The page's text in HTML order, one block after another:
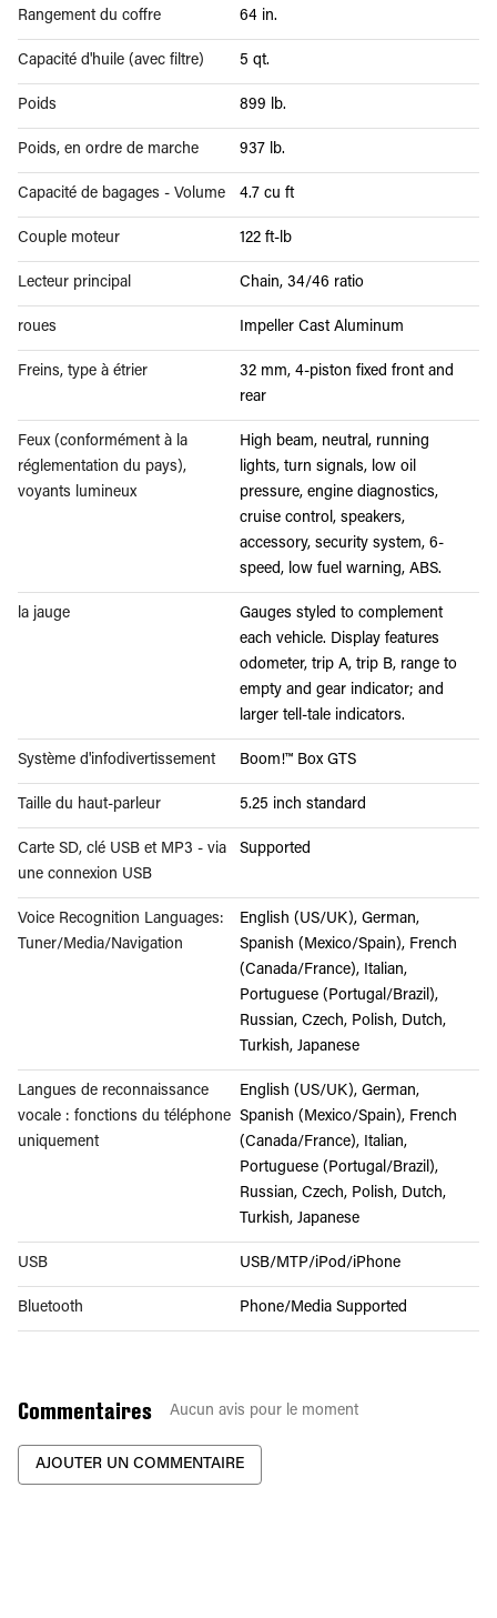
Rangement du coffre 64 in.
Capacité d'huile (avec filtre) 5 qt.
Poids 899 lb.
Poids, en ordre de marche 937 lb.
Capacité de bagages - Volume 4.7 cu ft
Couple moteur 122 ft-lb
Lecteur principal Chain, 34/46 ratio
roues Impeller Cast Aluminum
Freins, type à étrier
32 mm, 4-piston fixed front and
rear
Feux (conformément à la
réglementation du pays),
voyants lumineux
High beam, neutral, running
lights, turn signals, low oil
pressure, engine diagnostics,
cruise control, speakers,
accessory, security system, 6-
speed, low fuel warning, ABS.
la jauge
Gauges styled to complement
each vehicle. Display features
odometer, trip A, trip B, range to
empty and gear indicator; and
larger tell-tale indicators.
Système d'infodivertissement Boom!™ Box GTS
Taille du haut-parleur 5.25 inch standard
Carte SD, clé USB et MP3 - via
une connexion USB
Supported
Voice Recognition Languages:
Tuner/Media/Navigation
English (US/UK), German,
Spanish (Mexico/Spain), French
(Canada/France), Italian,
Portuguese (Portugal/Brazil),
Russian, Czech, Polish, Dutch,
Turkish, Japanese
Langues de reconnaissance
vocale : fonctions du téléphone
uniquement
English (US/UK), German,
Spanish (Mexico/Spain), French
(Canada/France), Italian,
Portuguese (Portugal/Brazil),
Russian, Czech, Polish, Dutch,
Turkish, Japanese
USB USB/MTP/iPod/iPhone
Bluetooth Phone/Media Supported
Commentaires Aucun avis pour le moment
AJOUTER UN COMMENTAIRE